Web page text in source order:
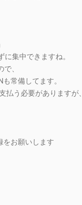
集中できますね。
、
常備してます。
払う必要がありますが、
をお願いします